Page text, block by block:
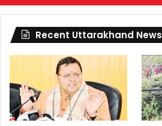
Recent Uttarakhand News